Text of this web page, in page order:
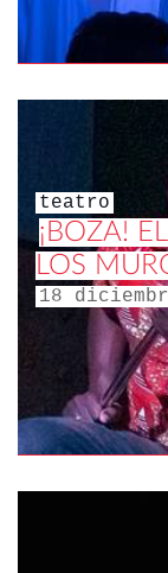
teatro
¡BOZA!
LOS
18